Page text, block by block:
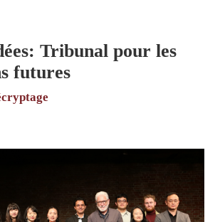
Tribunal pour les
futures